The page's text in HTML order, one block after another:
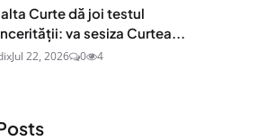
Curte dă joi testul
va sesiza Curtea...
Jul 22, 2026 0 4